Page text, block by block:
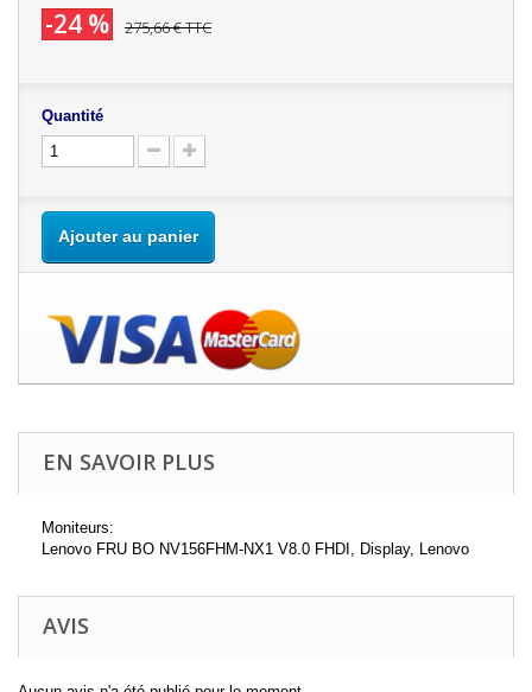
-24 % 275,66 €TTC
Quantité
Ajouter au panier
EN SAVOIR PLUS
Moniteurs:
Lenovo FRU BO NV156FHM-NX1 V8.0 FHDI, Display, Lenovo
AVIS